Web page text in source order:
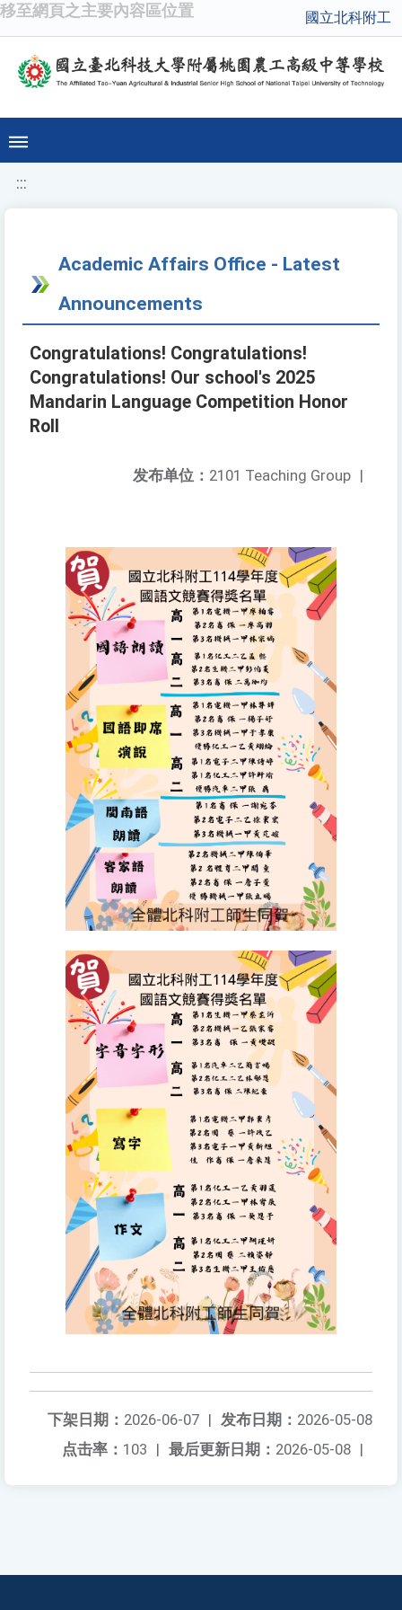
移至網頁之主要內容區位置 國立北科附工
:::
Academic Affairs Office - Latest
Announcements
Congratulations! Congratulations!
Congratulations! Our school's 2025
Mandarin Language Competition Honor
Roll
发布单位： 2101 Teaching Group |
发布日期： 2026-05-08
下架日期： 2026-06-07 |
最后更新日期： 2026-05-08 |
点击率： 103 |